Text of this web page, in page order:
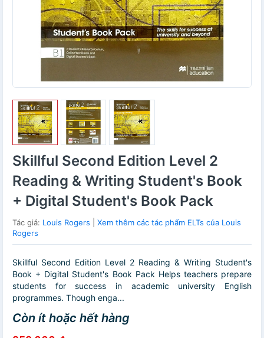
Skillful Second Edition Level 2
Reading & Writing Student's Book
+ Digital Student's Book Pack
Tác giả: Louis Rogers
Xem thêm các tác phẩm ELTs của Louis
Rogers
Skillful Second Edition Level 2 Reading & Writing Student's
Book + Digital Student's Book Pack Helps teachers prepare
students for success in academic university English
programmes. Though enga...
Còn ít hoặc hết hàng